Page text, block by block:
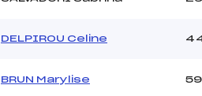
DELPIROU Celine
BRUN Marylise 59